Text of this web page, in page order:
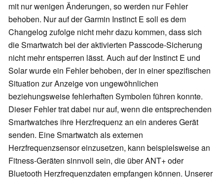
mit nur wenigen Änderungen, so werden nur Fehler
behoben. Nur auf der Garmin Instinct E soll es dem
Changelog zufolge nicht mehr dazu kommen, dass sich
die Smartwatch bei der aktivierten Passcode-Sicherung
nicht mehr entsperren lässt. Auch auf der Instinct E und
Solar wurde ein Fehler behoben, der in einer spezifischen
Situation zur Anzeige von ungewöhnlichen
beziehungsweise fehlerhaften Symbolen führen konnte.
Dieser Fehler trat dabei nur auf, wenn die entsprechenden
Smartwatches ihre Herzfrequenz an ein anderes Gerät
senden. Eine Smartwatch als externen
Herzfrequenzsensor einzusetzen, kann beispielsweise an
Fitness-Geräten sinnvoll sein, die über ANT+ oder
Bluetooth Herzfrequenzdaten empfangen können. Unserer